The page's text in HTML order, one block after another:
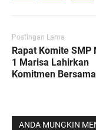
Postingan Lama
Rapat Komite SMP
1 Marisa Lahirkan
Komitmen Bersama
ANDA MUNGKIN